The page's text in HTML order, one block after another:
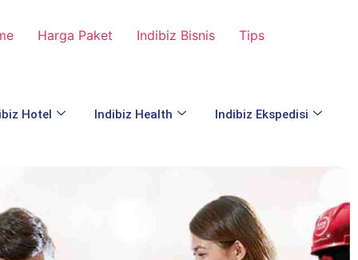
Harga Paket Indibiz Bisnis Tips
Hotel Indibiz Health Indibiz Ekspedisi